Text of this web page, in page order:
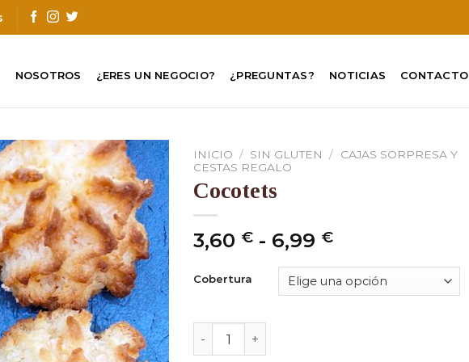
NOSOTROS ¿ERES UN NEGOCIO? ¿PREGUNTAS? NOTICIAS CONTACTO
INICIO / SIN GLUTEN /
CAJAS SORPRESA Y
CESTAS REGALO
Cocotets
3,60 € - 6,99 €Rango
precios:
desde
Cobertura